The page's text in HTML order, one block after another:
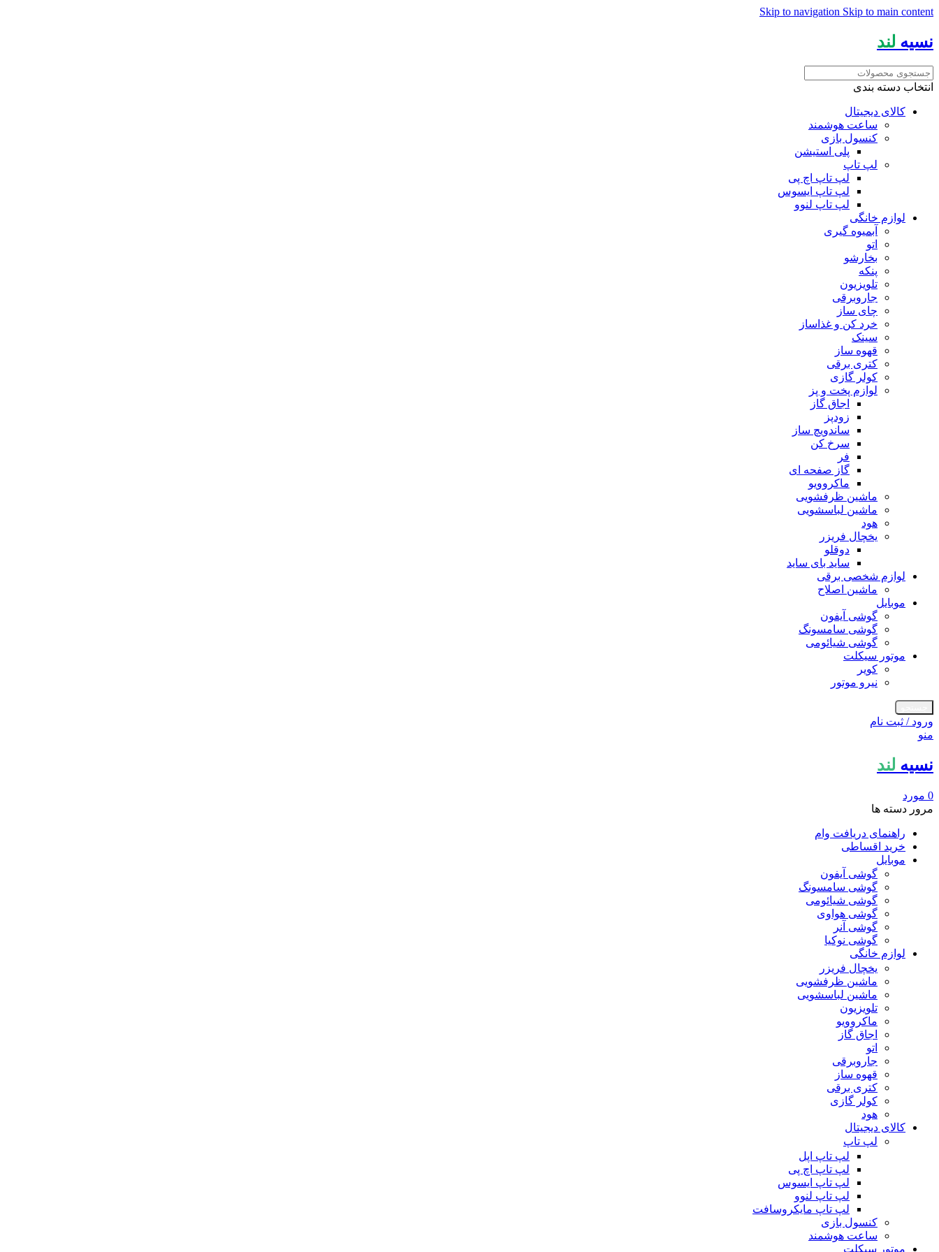
Skip to navigation Skip to main content
نسیه لند
انتخاب دسته بندی
کالای دیجیتال
ساعت هوشمند
کنسول بازی
پلی استیشن
لپ تاپ
لپ تاپ اچ پی
لپ تاپ ایسوس
لپ تاپ لنوو
لوازم خانگی
آبمیوه گیری
اتو
بخارشو
پنکه
تلویزیون
جاروبرقی
چای ساز
خرد کن و غذاساز
سینک
قهوه ساز
کتری برقی
کولر گازی
لوازم پخت و پز
اجاق گاز
زودپز
ساندویچ ساز
سرخ کن
فر
گاز صفحه ای
ماکروویو
ماشین ظرفشویی
ماشین لباسشویی
هود
یخچال فریزر
دوقلو
ساید بای ساید
لوازم شخصی برقی
ماشین اصلاح
موبایل
گوشی آیفون
گوشی سامسونگ
گوشی شیائومی
موتور سیکلت
کویر
نیرو موتور
ورود / ثبت نام
منو
نسیه لند
0 مورد
مرور دسته ها
راهنمای دریافت وام
خرید اقساطی
موبایل
گوشی آیفون
گوشی سامسونگ
گوشی شیائومی
گوشی هواوی
گوشی آنر
گوشی نوکیا
لوازم خانگی
یخچال فریزر
ماشین ظرفشویی
ماشین لباسشویی
تلویزیون
ماکروویو
اجاق گاز
اتو
جاروبرقی
قهوه ساز
کتری برقی
کولر گازی
هود
کالای دیجیتال
لپ تاپ
لپ تاپ اپل
لپ تاپ اچ پی
لپ تاپ ایسوس
لپ تاپ لنوو
لپ تاپ مایکروسافت
کنسول بازی
ساعت هوشمند
موتور سیکلت